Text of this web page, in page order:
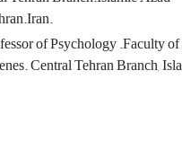
of Psychology .Faculty
Central Tehran Branch,